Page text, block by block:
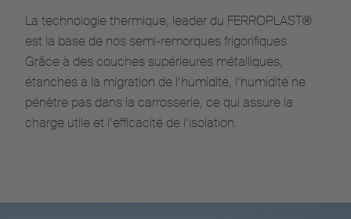
La technologie thermique, leader du FERROPLAST®
est la base de nos semi-remorques frigorifiques.
Grâce à des couches supérieures métalliques,
étanches à la migration de l’humidité, l’humidité ne
pénètre pas dans la carrosserie, ce qui assure la
charge utile et l’efficacité de l’isolation.